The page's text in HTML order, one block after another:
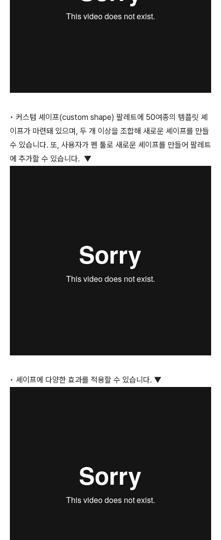
• 커스텀 셰이프(custom shape) 팔레트에 50여종의 템플릿 셰
이프가 마련돼 있으며, 두 개 이상을 조합해 새로운 셰이프를 만들
수 있습니다. 또, 사용자가 펜 툴로 새로운 셰이프를 만들어 팔레트
에 추가할 수 있습니다. ▼
• 셰이프에 다양한 효과를 적용할 수 있습니다. ▼